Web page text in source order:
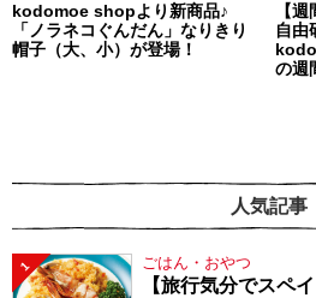
kodomoe shopより新商品♪
「ノラネコぐんだん」なりきり
帽子（大、小）が登場！
【
自由
の週
人気記事
1 ごはん・おやつ
【旅行気分でスペ